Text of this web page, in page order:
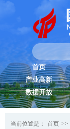
首页
产业高新
数据开放
当前位置是： 首页 >>